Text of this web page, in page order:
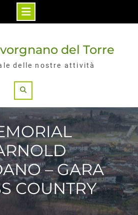
del Torre
delle nostre attività
– GARA
COUNTRY